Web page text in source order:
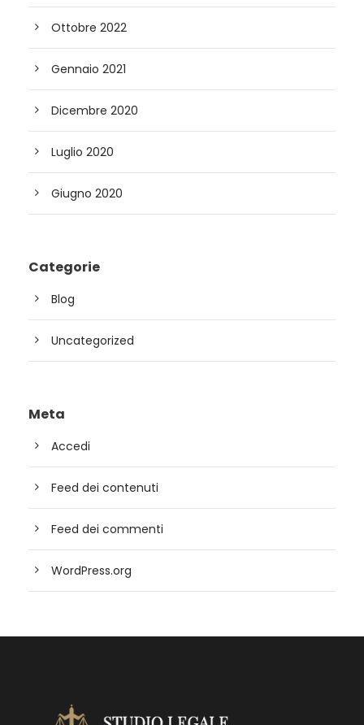
Ottobre 2022
Gennaio 2021
Dicembre 2020
Luglio 2020
Giugno 2020
Categorie
Blog
Uncategorized
Meta
Accedi
Feed dei contenuti
Feed dei commenti
WordPress.org